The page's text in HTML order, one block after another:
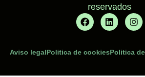
reservados
Aviso legalPolitica de cookiesPolitica